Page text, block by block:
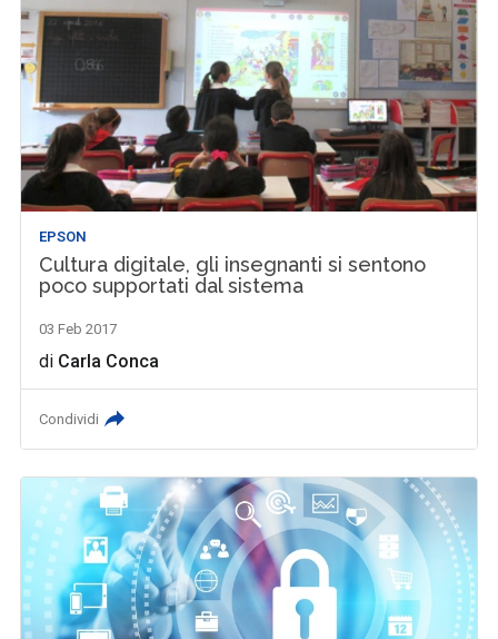
EPSON
Cultura digitale, gli insegnanti si sentono
poco supportati dal sistema
03 Feb 2017
di Carla Conca
Condividi